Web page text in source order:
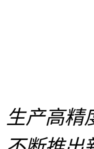
生产高精